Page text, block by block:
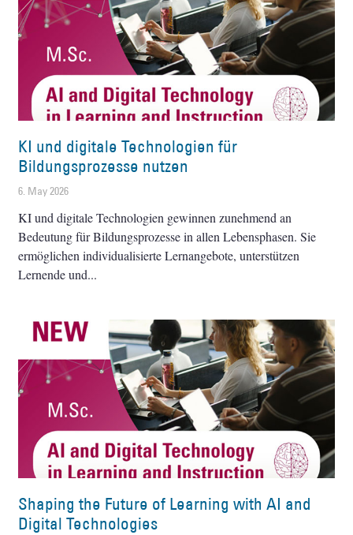
KI und digitale Technologien für
Bildungsprozesse nutzen
6. May 2026
KI und digitale Technologien gewinnen zunehmend an
Bedeutung für Bildungsprozesse in allen Lebensphasen. Sie
ermöglichen individualisierte Lernangebote, unterstützen
Lernende und
Shaping the Future of Learning with AI and
Digital Technologies